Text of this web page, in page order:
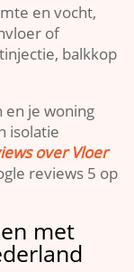
en vocht,
of
balkkop
en je woning
isolatie
over Vloer
reviews 5 op
met